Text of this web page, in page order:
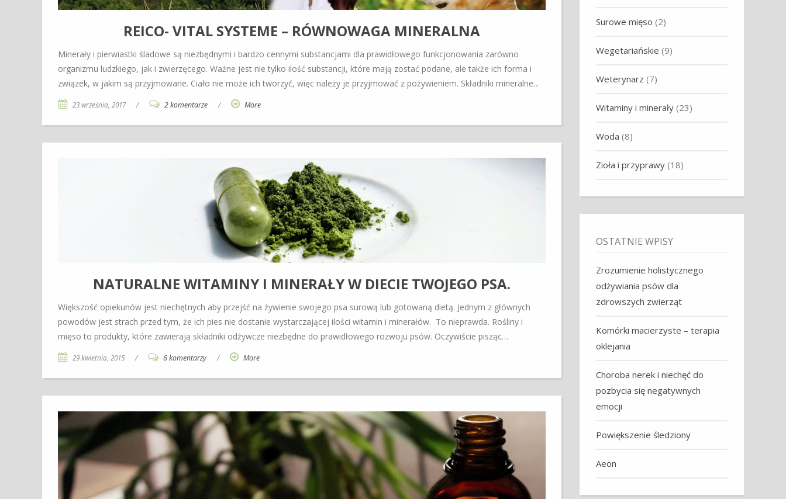
REICO- VITAL SYSTEME – RÓWNOWAGA MINERALNA
Minerały i pierwiastki śladowe są niezbędnymi i bardzo cennymi substancjami dla prawidłowego funkcjonowania zarówno
organizmu ludzkiego, jak i zwierzęcego. Ważne jest nie tylko ilość substancji, które mają zostać podane, ale także ich forma i
związek, w jakim są przyjmowane. Ciało nie może ich tworzyć, więc należy je przyjmować z pożywieniem. Składniki mineralne…
23 września, 2017 / 2 komentarze / More
NATURALNE WITAMINY I MINERAŁY W DIECIE TWOJEGO PSA.
Większość opiekunów jest niechętnych aby przejść na żywienie swojego psa surową lub gotowaną dietą. Jednym z głównych
powodów jest strach przed tym, że ich pies nie dostanie wystarczającej ilości witamin i minerałów. To nieprawda. Rośliny i
mięso to produkty, które zawierają składniki odżywcze niezbędne do prawidłowego rozwoju psów. Oczywiście pisząc…
29 kwietnia, 2015 / 6 komentarzy / More
Surowe mięso (2)
Wegetariańskie (9)
Weterynarz (7)
Witaminy i minerały (23)
Woda (8)
Zioła i przyprawy (18)
OSTATNIE WPISY
Zrozumienie holistycznego
odżywiania psów dla
zdrowszych zwierząt
Komórki macierzyste – terapia
oklejania
Choroba nerek i niechęć do
pozbycia się negatywnych
emocji
Powiększenie śledziony
Aeon